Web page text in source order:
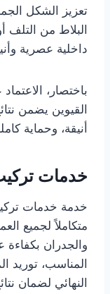
تعزيز الشكل
البلاط من
داخلية عصرية
باختصار،
القيوين يضمن
أنيقة، وحماية
خدمات
خدمة خدمات
متكاملاً لجميع
والجدران بكفاءة
المناسب، توريد
النهائي لضمان